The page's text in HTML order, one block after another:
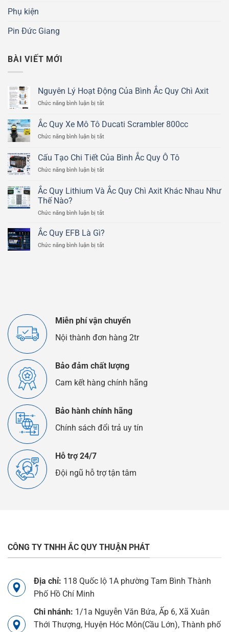
Phụ kiện
Pin Đức Giang
BÀI VIẾT MỚI
Nguyên Lý Hoạt Động Của Bình Ắc Quy Chì Axit
Chức năng bình luận bị tắt
Lý
Hoạt
Động
Bình
Quy
Axit
Ắc Quy Xe Mô Tô Ducati Scrambler 800cc
Chức năng bình luận bị tắt
Quy
Xe
Mô
Ducati
Scrambler
Cấu Tạo Chi Tiết Của Bình Ắc Quy Ô Tô
Chức năng bình luận bị tắt
Tạo
Chi
Của
Ắc
Ô
Ắc Quy Lithium Và Ắc Quy Chì Axit Khác Nhau Như
Thế Nào?
Chức năng bình luận bị tắt
Quy
Và
Thế
Nào?
Ắc Quy EFB Là Gì?
Chức năng bình luận bị tắt
Miễn phí vận chuyển
Nội thành đơn hàng 2tr
Bảo đảm chất lượng
Cam kết hàng chính hãng
Bảo hành chính hãng
Chính sách đổi trả uy tín
Hỗ trợ 24/7
Đội ngũ hỗ trợ tận tâm
CÔNG TY TNHH ẮC QUY THUẬN PHÁT
Địa chỉ: 118 Quốc lộ 1A phường Tam Bình Thành
Phố Hồ Chí Minh
Chi nhánh: 1/1a Nguyễn Văn Bứa, Ấp 6, Xã Xuân
Thới Thượng, Huyện Hóc Môn(Cầu Lớn), Thành phố